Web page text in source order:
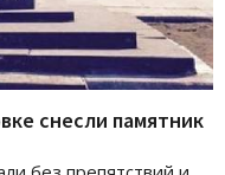
снесли памятник